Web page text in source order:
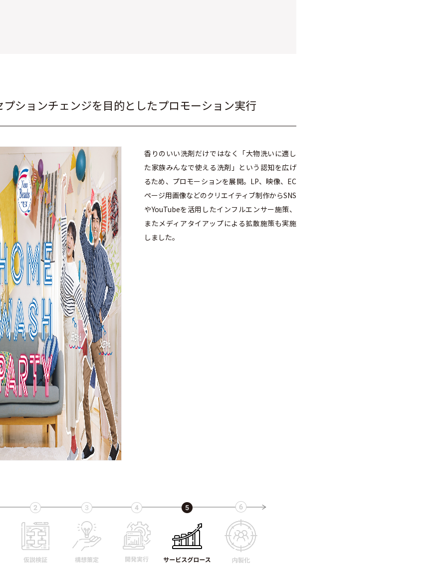
ションチェンジを目的としたプロモーション実行
香りのいい洗剤だけではなく「大物洗いに適し
た家族みんなで使える洗剤」という認知を広げ
るため、プロモーションを展開。LP、映像、EC
ページ用画像などのクリエイティブ制作からSNS
やYouTubeを活用したインフルエンサー施策、
またメディアタイアップによる拡散施策も実施
しました。